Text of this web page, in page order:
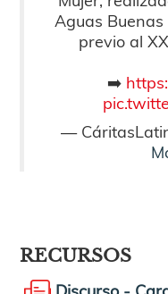
Aguas
previo al
➡️
—
RECURSOS